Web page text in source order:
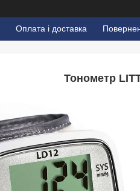
Оплата і доставка
Тонометр